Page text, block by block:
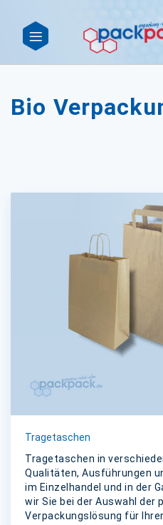
Bio
Tragetaschen
Tragetaschen in
Qualitäten, Ausführungen
im Einzelhandel und in der
wir Sie bei der Auswahl der
Verpackungslösung für